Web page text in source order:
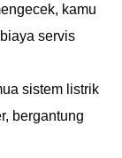
kamu
servis
sistem listrik
bergantung